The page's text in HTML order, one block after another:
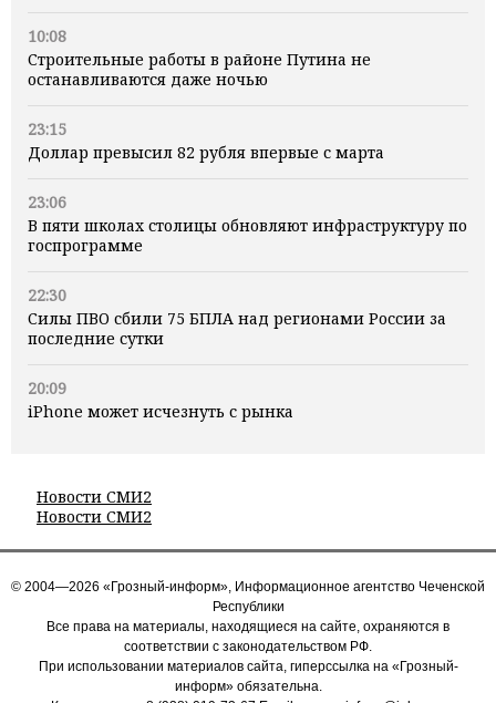
10:08
Строительные работы в районе Путина не
останавливаются даже ночью
23:15
Доллар превысил 82 рубля впервые с марта
23:06
В пяти школах столицы обновляют инфраструктуру по
госпрограмме
22:30
Силы ПВО сбили 75 БПЛА над регионами России за
последние сутки
20:09
iPhone может исчезнуть с рынка
Новости СМИ2
Новости СМИ2
© 2004—2026 «Грозный-информ», Информационное агентство Чеченской
Республики
Все права на материалы, находящиеся на сайте, охраняются в
соответствии с законодательством РФ.
При использовании материалов сайта, гиперссылка на «Грозный-
информ» обязательна.